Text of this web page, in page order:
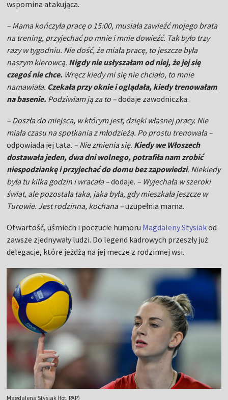
na basenie.Podziwiam ją za to –
– Doszła do miejsca, w którym jest, dzięki własnej pracy. Nie
miała czasu na spotkania z młodzieżą. Po prostu trenowała –
odpowiada jej tata.– Nie zmienia się.Kiedy we Włoszech
dostawała jeden, dwa dni wolnego, potrafiła nam zrobić
niespodziankę i przyjechać do domu bez zapowiedzi. Niekiedy
była tu kilka godzin i wracała –dodaje.–Wyjechała w szeroki
świat, ale pozostała taka, jaka była, gdy mieszkała jeszcze w
Otwartość, uśmiech i poczucie humoruMagdaleny Stysiakod
zawsze zjednywały ludzi. Do legend kadrowych przeszły już
delegacje, które jeżdżą na jej mecze z rodzinnej wsi.
Magdalena Stysiak (fot. PAP)
Koło Gospodyń Wiejskich i delegacja na... 70 osób
Jako dziennikarze niekiedy słyszymy co nieco z kuluarów
kadry. Jeszcze w zeszłym roku doszło do nas, że Magda jest
jedną znajprężniej załatwiających bilety z
reprezentacyjnej puli na mecze biało-czerwonych.